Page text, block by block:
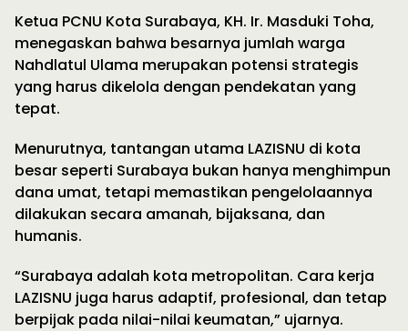
Ketua PCNU Kota Surabaya, KH. Ir. Masduki Toha,
menegaskan bahwa besarnya jumlah warga
Nahdlatul Ulama merupakan potensi strategis
yang harus dikelola dengan pendekatan yang
tepat.
Menurutnya, tantangan utama LAZISNU di kota
besar seperti Surabaya bukan hanya menghimpun
dana umat, tetapi memastikan pengelolaannya
dilakukan secara amanah, bijaksana, dan
humanis.
“Surabaya adalah kota metropolitan. Cara kerja
LAZISNU juga harus adaptif, profesional, dan tetap
berpijak pada nilai-nilai keumatan,” ujarnya.